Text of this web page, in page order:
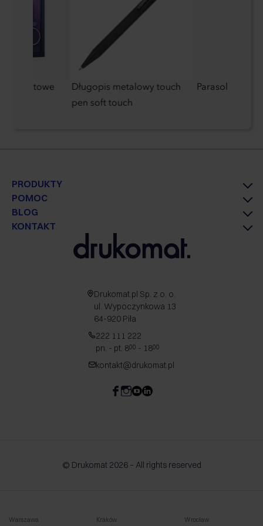
Długopis metalowy touch
pen soft touch
Parasol
PRODUKTY
POMOC
BLOG
KONTAKT
Drukomat.pl Sp. z o. o.
ul. Wypoczynkowa 13
64-920 Piła
222 111 222
pn. - pt. 800 - 1800
kontakt@drukomat.pl
© Drukomat 2026 – All rights reserved
Warszawa Kraków Wrocław